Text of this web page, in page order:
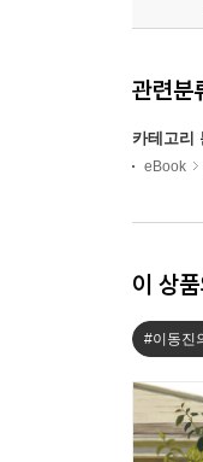
관련분
카테고리
eBook
이 상
#이동진